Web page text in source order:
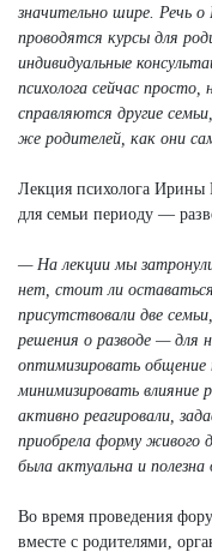
значительно шире. Речь
проводятся курсы для
индивидуальные
психолога сейчас
справляются другие
же родителей, как они
Лекция психолога Ирины
для семьи периоду —
— На лекции мы
нет, стоит ли
присутствовали две
решения о разводе — для
оптимизировать
минимизировать влияние
активно реагировали,
приобрела форму живого
была актуальна и
Во время проведения
вместе с родителями,